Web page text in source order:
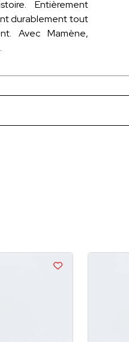
Entièrement
durablement tout
Avec Mamène,